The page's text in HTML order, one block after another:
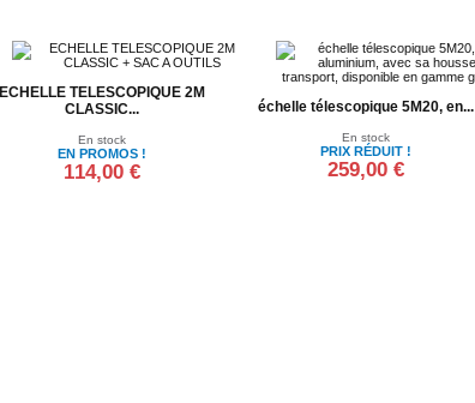
ECHELLE TELESCOPIQUE 2M
CLASSIC...
En stock
EN PROMOS !
114,00 €
échelle télescopique 5M20, en...
En stock
PRIX RÉDUIT !
259,00 €